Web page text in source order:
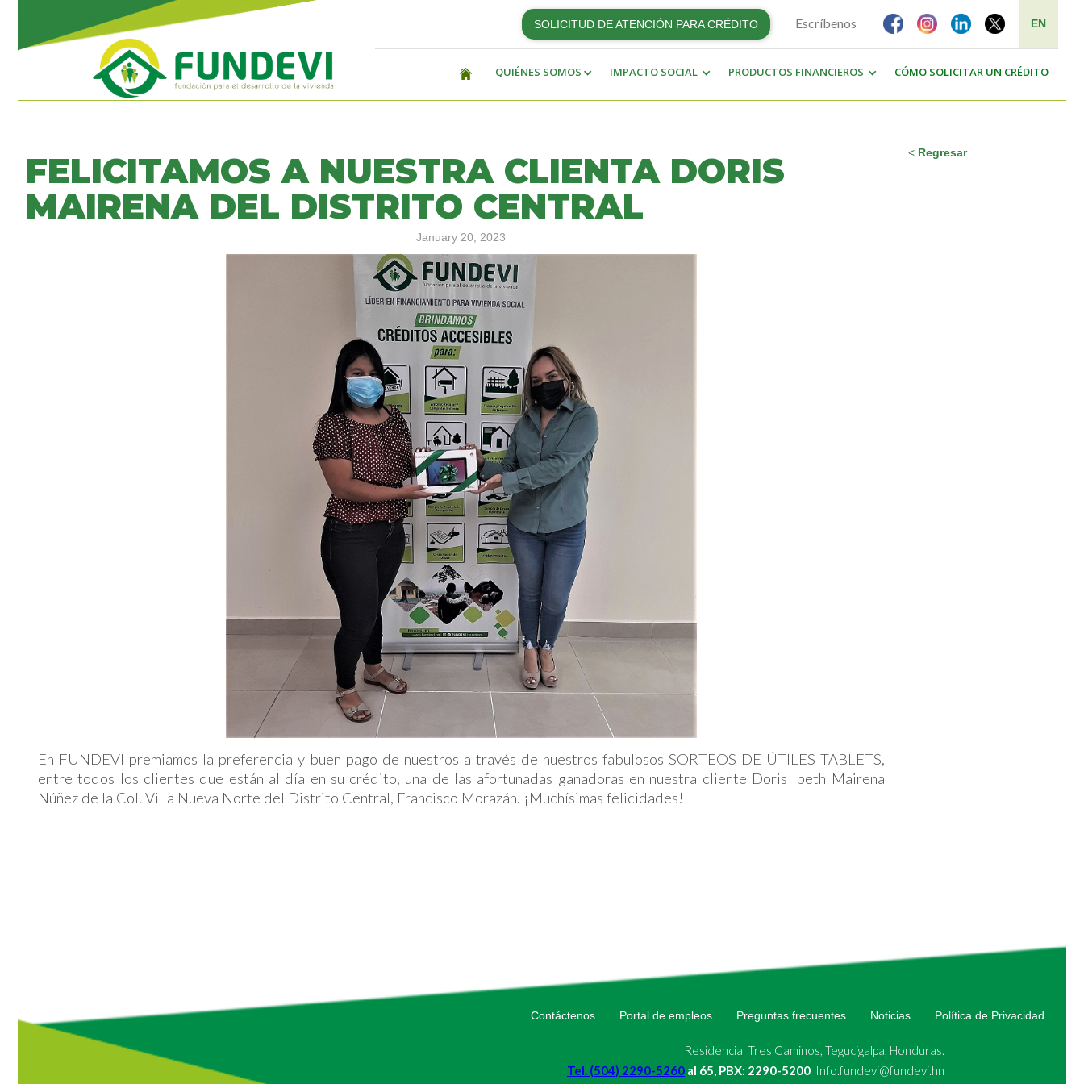
SOLICITUD DE ATENCIÓN PARA CRÉDITO Escríbenos EN
QUIÉNES SOMOS IMPACTO SOCIAL PRODUCTOS FINANCIEROS CÓMO SOLICITAR UN CRÉDITO
< Regresar
FELICITAMOS A NUESTRA CLIENTA DORIS
MAIRENA DEL DISTRITO CENTRAL
January 20, 2023
En FUNDEVI premiamos la preferencia y buen pago de nuestros a través de nuestros fabulosos SORTEOS DE ÚTILES TABLETS,
entre todos los clientes que están al día en su crédito, una de las afortunadas ganadoras en nuestra cliente Doris Ibeth Mairena
Núñez de la Col. Villa Nueva Norte del Distrito Central, Francisco Morazán. ¡Muchísimas felicidades!
Contáctenos Portal de empleos Preguntas frecuentes Noticias Política de Privacidad
Residencial Tres Caminos, Tegucigalpa, Honduras.
Tel. (504) 2290-5260 al 65, PBX: 2290-5200 Info.fundevi@fundevi.hn